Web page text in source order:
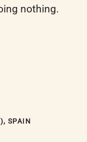
nothing.
SPAIN